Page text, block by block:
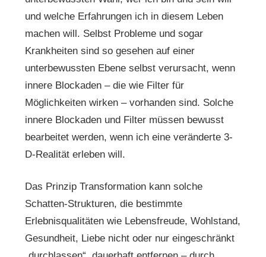
und welche Erfahrungen ich in diesem Leben
machen will. Selbst Probleme und sogar
Krankheiten sind so gesehen auf einer
unterbewussten Ebene selbst verursacht, wenn
innere Blockaden – die wie Filter für
Möglichkeiten wirken – vorhanden sind. Solche
innere Blockaden und Filter müssen bewusst
bearbeitet werden, wenn ich eine veränderte 3-
D-Realität erleben will.
Das Prinzip Transformation kann solche
Schatten-Strukturen, die bestimmte
Erlebnisqualitäten wie Lebensfreude, Wohlstand,
Gesundheit, Liebe nicht oder nur eingeschränkt